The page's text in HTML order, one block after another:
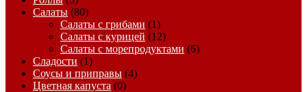
Салаты (80)
Салаты с грибами (1)
Салаты с курицей (12)
Салаты с морепродуктами (6)
Сладости (1)
Соусы и приправы (4)
Цветная капуста (0)